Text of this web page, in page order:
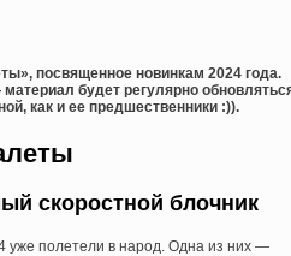
посвященное новинкам 2024 года.
будет регулярно
как и ее предшественники :)).
скоростной блочник
уже полетели в народ. Одна из них —